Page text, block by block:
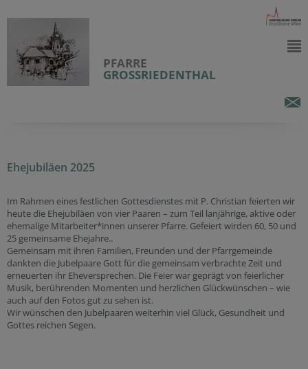
PFARRE
GROSSRIEDENTHAL
Ehejubiläen 2025
Im Rahmen eines festlichen Gottesdienstes mit P. Christian feierten wir
heute die Ehejubiläen von vier Paaren – zum Teil lanjährige, aktive oder
ehemalige Mitarbeiter*innen unserer Pfarre. Gefeiert wirden 60, 50 und
25 gemeinsame Ehejahre..
Gemeinsam mit ihren Familien, Freunden und der Pfarrgemeinde
dankten die Jubelpaare Gott für die gemeinsam verbrachte Zeit und
erneuerten ihr Eheversprechen. Die Feier war geprägt von feierlicher
Musik, berührenden Momenten und herzlichen Glückwünschen – wie
auch auf den Fotos gut zu sehen ist.
Wir wünschen den Jubelpaaren weiterhin viel Glück, Gesundheit und
Gottes reichen Segen.